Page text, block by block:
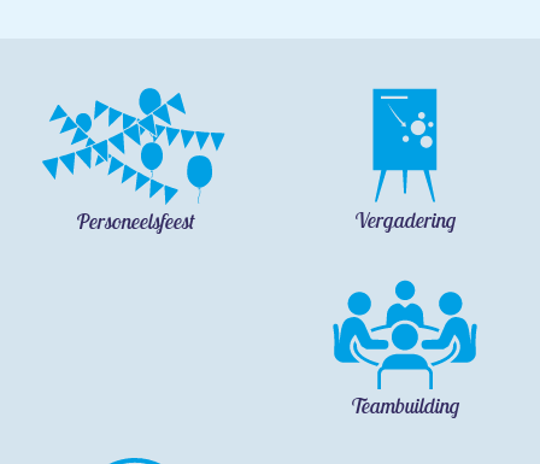
Personeelsfeest Vergadering
Teambuilding